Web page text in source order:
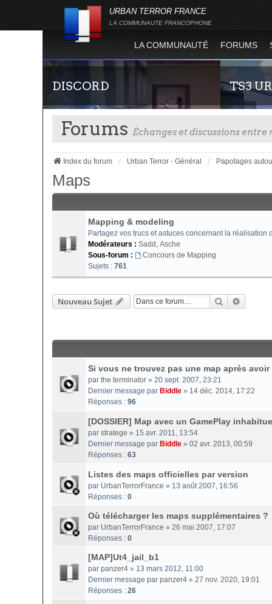
URBAN TERROR FRANCE
LA COMMUNAUTE FRANCOPHONE
LA COMMUNAUTÉ FORUMS
DISCORD
Rejoignez-nous sur le discord Urban Terror
TS3
Envie de
vous vous
Forums Échanges et discussions
Index du forum Urban Terror - Général Papotages
Maps
Mapping & modeling
Partagez vos trucs et astuces concernant la réalisation
Modérateurs : Sadd , Asche
Sous-forum :
Concours de Mapping
Sujets : 761
Nouveau Sujet Rechercher
Si vous ne trouvez pas une map après avoir
par the terminator » 20 sept. 2007, 23:21
Dernier message par Biddle » 14 déc. 2014, 17:22
Réponses : 96
[DOSSIER] Map avec un GamePlay
par stratege » 15 avr. 2011, 13:54
Dernier message par Biddle » 02 avr. 2013, 00:59
Réponses : 63
Listes des maps officielles par version
par UrbanTerrorFrance » 13 août 2007, 16:56
Réponses : 0
Où télécharger les maps supplémentaires ?
par UrbanTerrorFrance » 26 mai 2007, 17:07
Réponses : 0
[MAP]Ut4_jail_b1
par panzer4 » 13 mars 2012, 11:00
Dernier message par panzer4 » 27 nov. 2020, 19:01
Réponses : 26